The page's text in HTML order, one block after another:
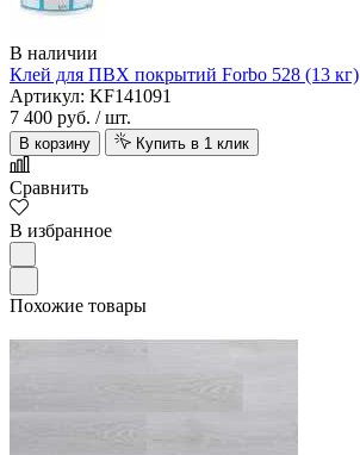
В наличии
Клей для ПВХ покрытий Forbo 528 (13 кг)
Артикул: KF141091
7 400 руб. / шт.
В корзину Купить в 1 клик
Сравнить
В избранное
Похожие товары